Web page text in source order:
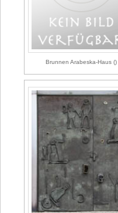
Brunnen Arabeska-Haus ()